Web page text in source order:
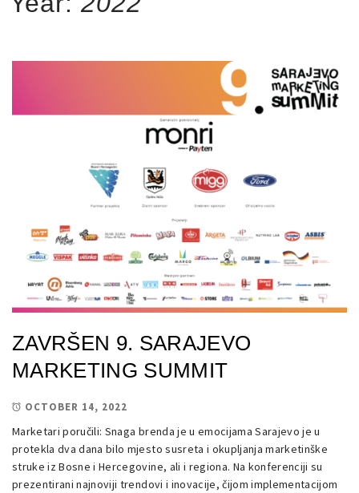
ZAVRŠEN 9. SARAJEVO
MARKETING SUMMIT
OCTOBER 14, 2022
Marketari poručili: Snaga brenda je u emocijama Sarajevo je u
protekla dva dana bilo mjesto susreta i okupljanja marketinške
struke iz Bosne i Hercegovine, ali i regiona. Na konferenciji su
prezentirani najnoviji trendovi i inovacije, čijom implementacijom